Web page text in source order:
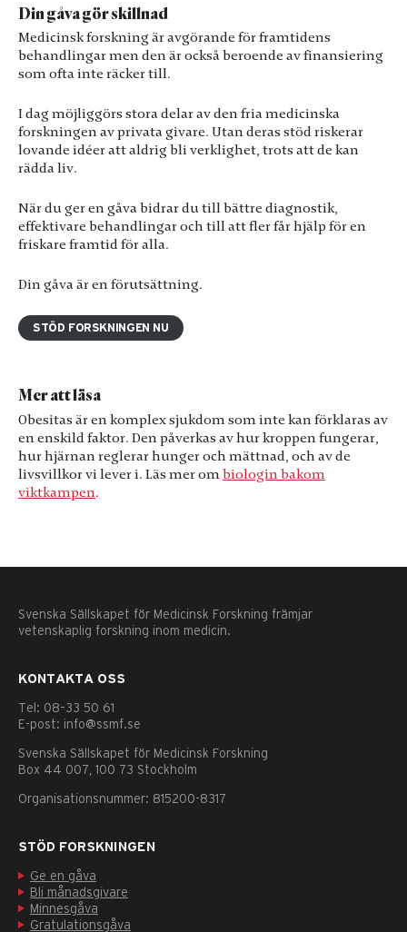
Din gåva gör skillnad
Medicinsk forskning är avgörande för framtidens
behandlingar men den är också beroende av finansiering
som ofta inte räcker till.
I dag möjliggörs stora delar av den fria medicinska
forskningen av privata givare. Utan deras stöd riskerar
lovande idéer att aldrig bli verklighet, trots att de kan
rädda liv.
När du ger en gåva bidrar du till bättre diagnostik,
effektivare behandlingar och till att fler får hjälp för en
friskare framtid för alla.
Din gåva är en förutsättning.
STÖD FORSKNINGEN NU
Mer att läsa
Obesitas är en komplex sjukdom som inte kan förklaras av
en enskild faktor. Den påverkas av hur kroppen fungerar,
hur hjärnan reglerar hunger och mättnad, och av de
livsvillkor vi lever i. Läs mer om biologin bakom
viktkampen.
Svenska Sällskapet för Medicinsk Forskning främjar
vetenskaplig forskning inom medicin.
KONTAKTA OSS
Tel: 08–33 50 61
E-post: info@ssmf.se
Svenska Sällskapet för Medicinsk Forskning
Box 44 007, 100 73 Stockholm
Organisationsnummer: 815200-8317
STÖD FORSKNINGEN
Ge en gåva
Bli månadsgivare
Minnesgåva
Gratulationsgåva
uppbyggnad,
baserat på hur
hemsidan
används.
Upplevelse
För att vår
hemsida ska
som möjligt
under ditt
besök. Om du
nekar de här
kommer viss
att försvinna
från
Marknadsföring
Genom att dela
med dig av dina
intressen och
ditt beteende
när du surfar ökar
innehåll och